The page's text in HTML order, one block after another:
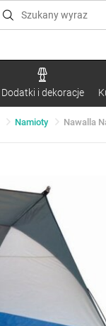
Dodatki i dekoracje
Namioty Nawalla